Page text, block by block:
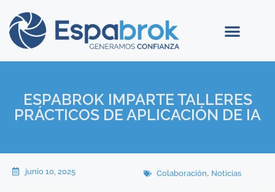
ESPABROK IMPARTE TALLERES
PRÁCTICOS DE APLICACIÓN DE IA
junio 10, 2025 Colaboración, Noticias